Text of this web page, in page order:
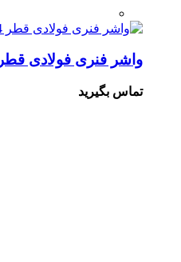
واشر فنری فولادی قطر 4 (din127-B)
تماس بگیرید